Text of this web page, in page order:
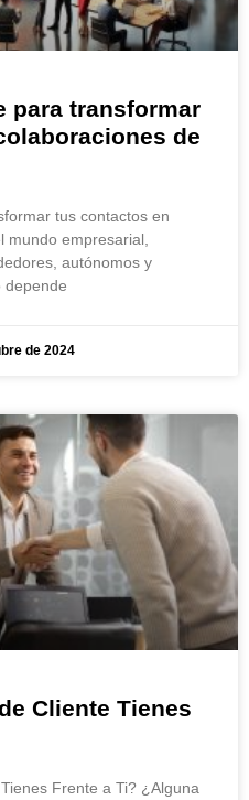
para transformar
de
tus contactos en
mundo empresarial,
autónomos y
depende
de 2024
Cliente Tienes
Frente a Ti? ¿Alguna